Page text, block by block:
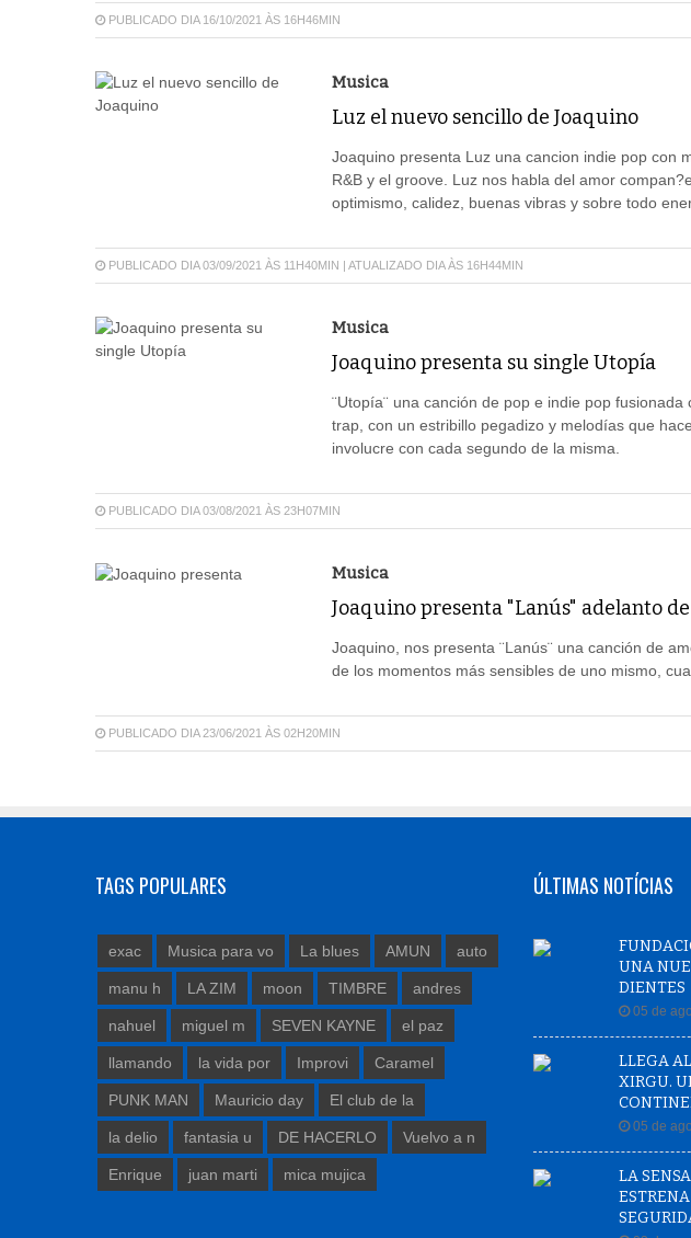
PUBLICADO DIA 16/10/2021 ÀS 16H46MIN
Musica
Luz el nuevo sencillo de Joaquino
Joaquino presenta Luz una cancion indie pop con
R&B y el groove. Luz nos habla del amor
optimismo, calidez, buenas vibras y sobre todo
PUBLICADO DIA 03/09/2021 ÀS 11H40MIN | ATUALIZADO DIA ÀS 16H44MIN
Musica
Joaquino presenta su single Utopía
¨Utopía¨ una canción de pop e indie pop
trap, con un estribillo pegadizo y melodías que
involucre con cada segundo de la misma.
PUBLICADO DIA 03/08/2021 ÀS 23H07MIN
Musica
Joaquino presenta "Lanús" adelanto
Joaquino, nos presenta ¨Lanús¨ una canción de
de los momentos más sensibles de uno mismo,
PUBLICADO DIA 23/06/2021 ÀS 02H20MIN
TAGS POPULARES
exac Musica para vo La blues AMUN auto
manu h LA ZIM moon TIMBRE andres
nahuel miguel m SEVEN KAYNE el paz
llamando la vida por Improvi Caramel
PUNK MAN Mauricio day El club de la
la delio fantasia u DE HACERLO Vuelvo a n
Enrique juan marti mica mujica
ÚLTIMAS NOTÍCIAS
UNA
DIENTES
05 de
LLEGA
XIRGU.
05 de
LA